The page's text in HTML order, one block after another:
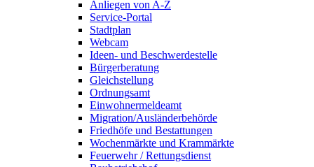
Anliegen von A-Z
Service-Portal
Stadtplan
Webcam
Ideen- und Beschwerdestelle
Bürgerberatung
Gleichstellung
Ordnungsamt
Einwohnermeldeamt
Migration/Ausländerbehörde
Friedhöfe und Bestattungen
Wochenmärkte und Krammärkte
Feuerwehr / Rettungsdienst